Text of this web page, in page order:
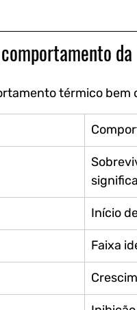
da
térmico bem
Início
Faixa